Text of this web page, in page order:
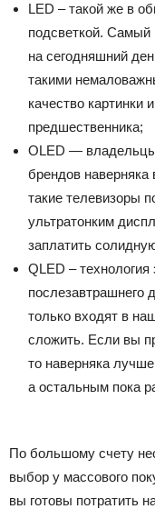
LED – такой же в
подсветкой. Самый
на сегодняшний
такими
качество
предшественника;
OLED —
брендов наверняка
такие телевизоры
ультратонким
заплатить
QLED –
послезавтрашнего
только входят в
сложить. Если вы
то наверняка
а остальным пока
По большому счету
выбор у массового
вы готовы потратить